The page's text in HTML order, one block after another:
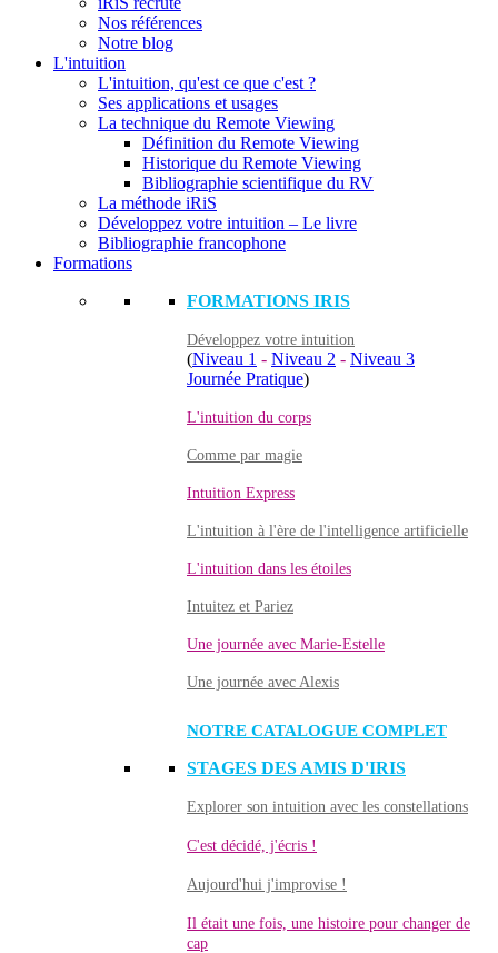
Nos références
Notre blog
L'intuition
L'intuition, qu'est ce que c'est ?
Ses applications et usages
La technique du Remote Viewing
Définition du Remote Viewing
Historique du Remote Viewing
Bibliographie scientifique du RV
La méthode iRiS
Développez votre intuition – Le livre
Bibliographie francophone
Formations
FORMATIONS IRIS
Développez votre intuition
(Niveau 1 - Niveau 2 - Niveau 3
Journée Pratique)
L'intuition du corps
Comme par magie
Intuition Express
L'intuition à l'ère de l'intelligence artificielle
L'intuition dans les étoiles
Intuitez et Pariez
Une journée avec Marie-Estelle
Une journée avec Alexis
NOTRE CATALOGUE COMPLET
STAGES DES AMIS D'IRIS
Explorer son intuition avec les constellations
C'est décidé, j'écris !
Aujourd'hui j'improvise !
Il était une fois, une histoire pour changer de
cap